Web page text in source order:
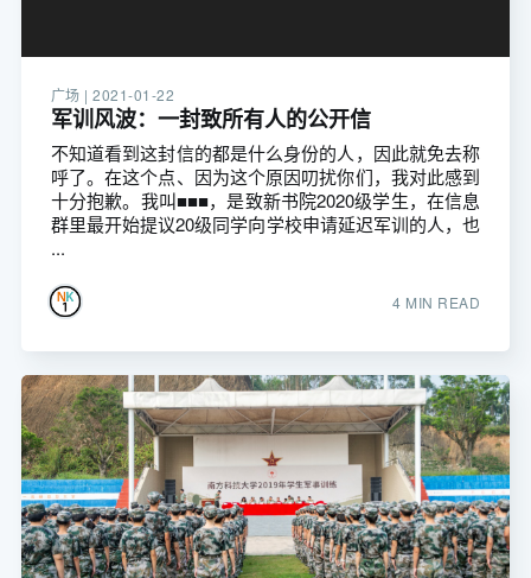
广场 |2021-01-22
军训风波：一封致所有人的公开信
不知道看到这封信的都是什么身份的人，因此就免去称
呼了。在这个点、因为这个原因叨扰你们，我对此感到
十分抱歉。我叫■■■，是致新书院2020级学生，在信息
群里最开始提议20级同学向学校申请延迟军训的人，也
...
4 MIN READ